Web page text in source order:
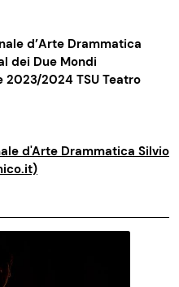
d’Arte Drammatica
dei Due Mondi
2024 TSU Teatro
d'Arte Drammatica Silvio